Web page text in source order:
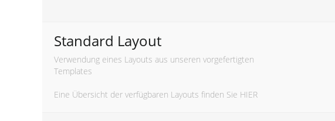
Standard Layout
Verwendung eines Layouts aus unseren vorgefertigten
Templates
Eine Übersicht der verfügbaren Layouts finden Sie HIER